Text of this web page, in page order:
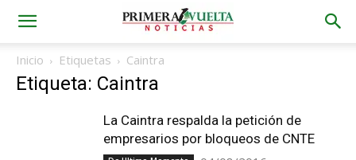
Inicio Etiquetas Caintra
Etiqueta: Caintra
La Caintra respalda la petición de
empresarios por bloqueos de CNTE